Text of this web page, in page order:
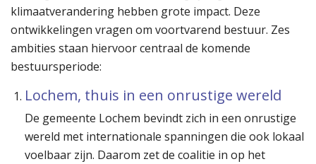
klimaatverandering hebben grote impact. Deze
ontwikkelingen vragen om voortvarend bestuur. Zes
ambities staan hiervoor centraal de komende
bestuursperiode:
Lochem, thuis in een onrustige wereld
De gemeente Lochem bevindt zich in een onrustige
wereld met internationale spanningen die ook lokaal
voelbaar zijn. Daarom zet de coalitie in op het